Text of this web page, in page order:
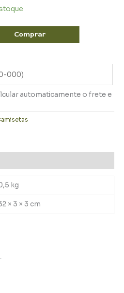
Comprar
automaticamente o frete e
kg
× 3 × 3 cm